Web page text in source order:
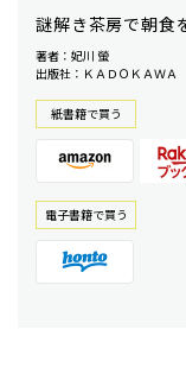
謎解き茶房で朝食
著者：妃川 螢
出版社：ＫＡＤＯＫＡＷＡ
紙書籍で買う
電⼦書籍で買う